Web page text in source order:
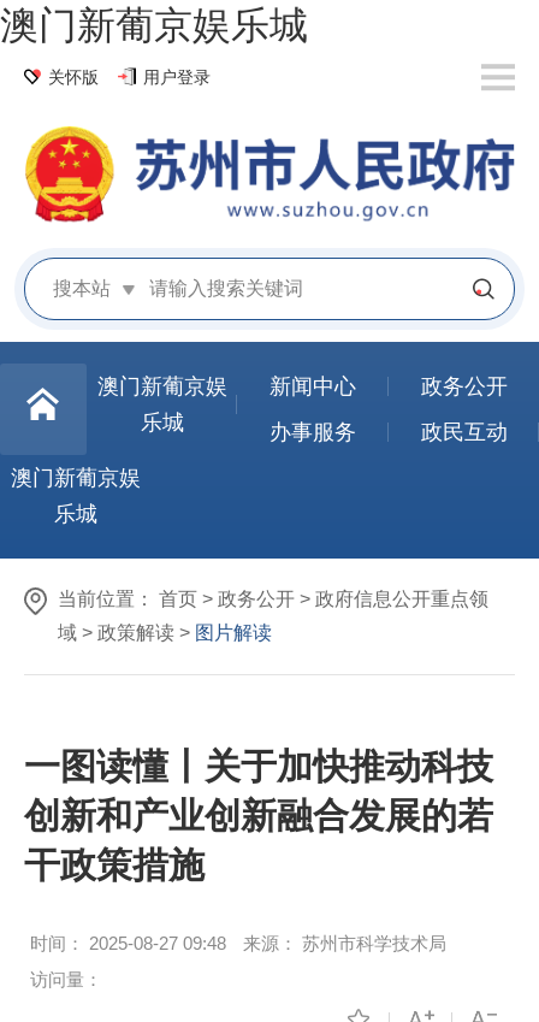
澳门新葡京娱乐城
关怀版 用户登录
搜本站
澳门新葡京娱
乐城
新闻中心
政务公开
办事服务
政民互动
澳门新葡京娱
乐城
当前位置： 首页 > 政务公开 > 政府信息公开重点领
域 > 政策解读 > 图片解读
一图读懂丨关于加快推动科技
创新和产业创新融合发展的若
干政策措施
时间： 2025-08-27 09:48 来源： 苏州市科学技术局
访问量：